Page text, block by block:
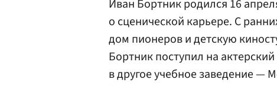
Иван Бортник родился 16
о сценической карьере. С
дом пионеров и детскую
Бортник поступил на
в другое учебное заведение —